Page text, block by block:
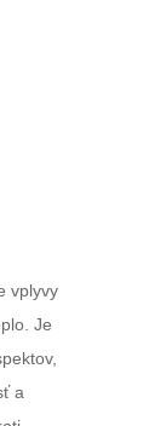
vplyvy
Je
a